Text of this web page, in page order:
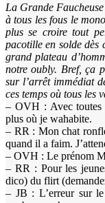
La Grande
à tous les fous le
plus se croire tout
pacotille en solde dès
grand plateau
notre oubly. Bref, ça
sur l’arrêt immédiat
ces temps où tous les
– OVH : Avec toutes
plus où je wahabite.
– RR : Mon chat
quand il a faim.
– OVH : Le prénom
– RR : Pour les
dico) du flirt
– JB : L’erreur sur